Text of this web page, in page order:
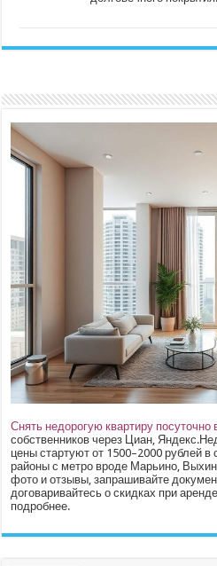
Снять недорогую квартиру посуточно
собственников через Циан,
цены стартуют от 1500–2000 рублей
районы с метро вроде Марьино,
фото и отзывы, запрашивайте
договаривайтесь о скидках при
подробнее.